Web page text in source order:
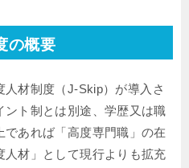
の概要
人材制度（J-Skip）が導入さ
ト制とは別途、学歴又は職
あれば「高度専門職」の在
材」として現行よりも拡充